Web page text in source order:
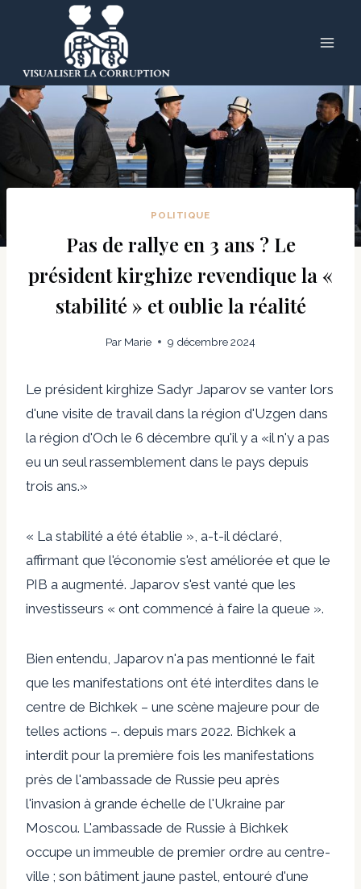
POLITIQUE
Pas de rallye en 3 ans ? Le
président kirghize revendique la «
stabilité » et oublie la réalité
Par Marie 9 décembre 2024
Le président kirghize Sadyr Japarov se vanter lors
d'une visite de travail dans la région d'Uzgen dans
la région d'Och le 6 décembre qu'il y a «il n'y a pas
eu un seul rassemblement dans le pays depuis
trois ans.»
« La stabilité a été établie », a-t-il déclaré,
affirmant que l'économie s'est améliorée et que le
PIB a augmenté. Japarov s'est vanté que les
investisseurs « ont commencé à faire la queue ».
Bien entendu, Japarov n'a pas mentionné le fait
que les manifestations ont été interdites dans le
centre de Bichkek – une scène majeure pour de
telles actions –. depuis mars 2022. Bichkek a
interdit pour la première fois les manifestations
près de l'ambassade de Russie peu après
l'invasion à grande échelle de l'Ukraine par
Moscou. L'ambassade de Russie à Bichkek
occupe un immeuble de premier ordre au centre-
ville ; son bâtiment jaune pastel, entouré d'une